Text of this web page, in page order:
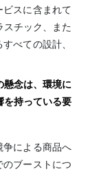
スに含まれて
スチック、また
べての設計、
懸念は、環境に
を持っている要
による商品へ
ブーストにつ